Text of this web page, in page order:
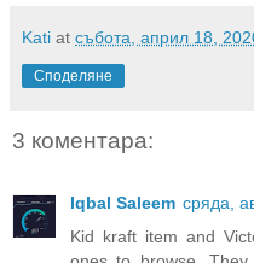
Kati at събота, април 18,
Споделяне
3 коментара:
Iqbal Saleem сряда,
Kid kraft item and